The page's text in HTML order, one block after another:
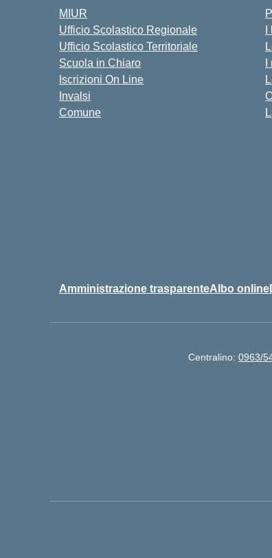
MIUR
Ufficio Scolastico Regionale
Ufficio Scolastico Territoriale
Scuola in Chiaro
Iscrizioni On Line
Invalsi
Comune
Amministrazione trasparenteAlbo online
Centralino: 0963/